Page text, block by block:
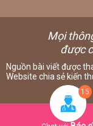
Nguồn bài viết được
Website chia sẻ kiến
Mọi
được
15